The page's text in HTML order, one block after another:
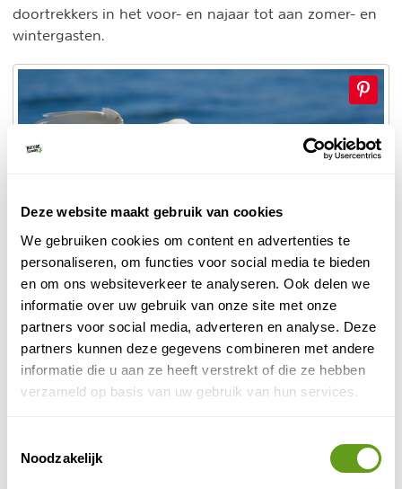
Deze website maakt gebruik van cookies
We gebruiken cookies om content en advertenties te
personaliseren, om functies voor social media te bieden
en om ons websiteverkeer te analyseren. Ook delen we
informatie over uw gebruik van onze site met onze
partners voor social media, adverteren en analyse. Deze
partners kunnen deze gegevens combineren met andere
informatie die u aan ze heeft verstrekt of die ze hebben
verzameld op basis van uw gebruik van hun services.
Noodzakelijk
doortrekkers in het voor- en najaar tot aan zomer- en
wintergasten.
Kleine zilverreiger in de Ebrodelta
Van alle Europese reigersoorten, flamingo's, de
vorkstaartplevier tot aan de audouins meeuw,